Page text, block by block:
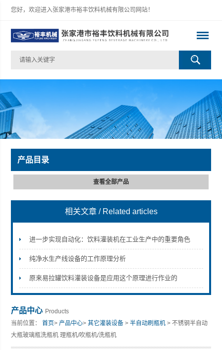
您好，欢迎进入张家港市裕丰饮料机械有限公司网站！
张家港市裕丰饮料机械有限公司
产品目录
查看全部产品
相关文章 / Related articles
进一步实现自动化：饮料灌装机在工业生产中的重要角色
纯净水生产线设备的工作原理分析
原来易拉罐饮料灌装设备是应用这个原理进行作业的
产品中心 Products
当前位置：首页>产品中心>其它灌装设备 >半自动刷瓶机 > 不锈钢半自动
大瓶玻璃瓶洗瓶机 理瓶机/吹瓶机/洗瓶机